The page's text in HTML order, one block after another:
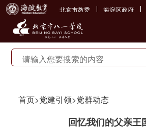
北京市教委 海淀区政府
首页>党建引领>党群动态
回忆我们的父亲王